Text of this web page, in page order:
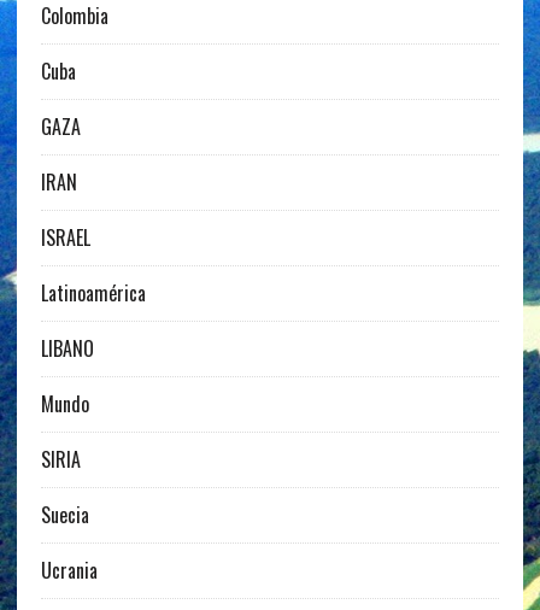
Colombia
Cuba
GAZA
IRAN
ISRAEL
Latinoamérica
LIBANO
Mundo
SIRIA
Suecia
Ucrania